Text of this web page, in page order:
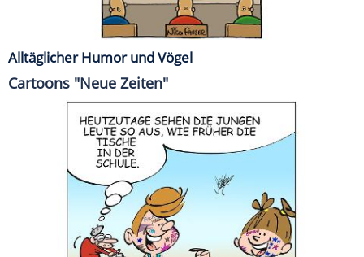
Alltäglicher Humor und Vögel
Cartoons "Neue Zeiten"